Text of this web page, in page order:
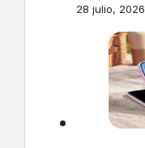
28 julio, 2026